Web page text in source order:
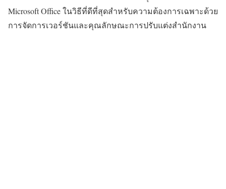
Microsoft Office ในวิธีที่ดีที่สุดสำหรับความต้องการเฉพาะด้วย
การจัดการเวอร์ชันและคุณลักษณะการปรับแต่งสำนักงาน